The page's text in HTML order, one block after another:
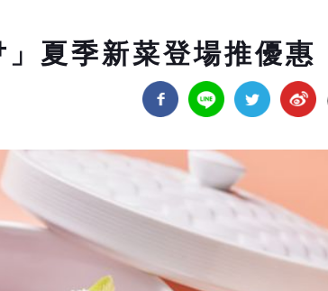
夏季新菜登場推優惠